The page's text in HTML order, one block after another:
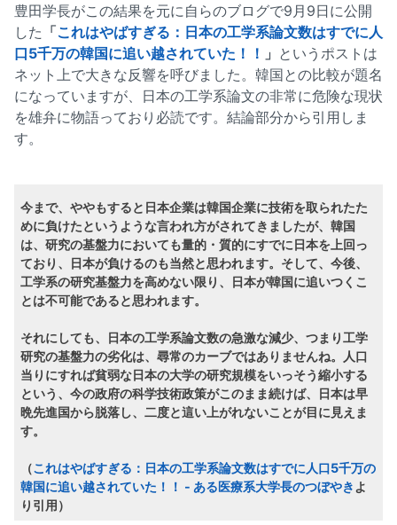
豊田学長がこの結果を元に自らのブログで9月9日に公開
した 「これはやばすぎる：日本の工学系論文数はすでに人
口5千万の韓国に追い越されていた！！ 」 というポストは
ネット上で大きな反響を呼びました。韓国との比較が題名
になっていますが、日本の工学系論文の非常に危険な現状
を雄弁に物語っており必読です。結論部分から引用しま
す。
今まで、ややもすると日本企業は韓国企業に技術を取られたた
めに負けたというような言われ方がされてきましたが、韓国
は、研究の基盤力においても量的・質的にすでに日本を上回っ
ており、日本が負けるのも当然と思われます。そして、今後、
工学系の研究基盤力を高めない限り、日本が韓国に追いつくこ
とは不可能であると思われます。
それにしても、日本の工学系論文数の急激な減少、つまり工学
研究の基盤力の劣化は、尋常のカーブではありませんね。人口
当りにすれば貧弱な日本の大学の研究規模をいっそう縮小する
という、今の政府の科学技術政策がこのまま続けば、日本は早
晩先進国から脱落し、二度と這い上がれないことが目に見えま
す。
（これはやばすぎる：日本の工学系論文数はすでに人口5千万の
韓国に追い越されていた！！ - ある医療系大学長のつぼやき よ
り引用）